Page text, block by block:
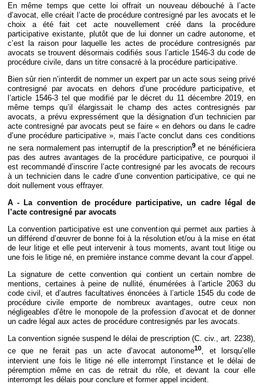
En même temps que cette loi offrait un nouveau débouché à l’acte
d’avocat, elle créait l’acte de procédure contresigné par les avocats et le
choix a été fait cet acte nouvellement créé dans la procédure
participative existante, plutôt que de lui donner un cadre autonome, et
c’est la raison pour laquelle les actes de procédure contresignés par
avocats se trouvent désormais codifiés sous l’article 1546-3 du code de
procédure civile, dans un titre consacré à la procédure participative.
Bien sûr rien n’interdit de nommer un expert par un acte sous seing privé
contresigné par avocats en dehors d’une procédure participative, et
l’article 1546-3 tel que modifié par le décret du 11 décembre 2019, en
même temps qu’il élargissait le champ des actes contresignés par
avocats, a prévu expressément que la désignation d’un technicien par
acte contresigné par avocats peut se faire « en dehors ou dans le cadre
d’une procédure participative », mais l’acte conclut dans ces conditions
ne sera normalement pas interruptif de la prescription9et ne bénéficiera
pas des autres avantages de la procédure participative, ce pourquoi il
est recommandé d’inscrire l’acte contresigné par les avocats de recours
à un technicien dans le cadre d’une convention participative, ce qui ne
doit nullement vous effrayer.
A - La convention de procédure participative, un cadre légal de
l’acte contresigné par avocats
La convention participative est une convention qui permet aux parties à
un différend d’œuvrer de bonne foi à la résolution et/ou à la mise en état
de leur litige et elle peut intervenir à tous moments, avant tout litige ou
une fois le litige né, en première instance comme devant la cour d’appel.
La signature de cette convention qui contient un certain nombre de
mentions, certaines à peine de nullité, énumérées à l’article 2063 du
code civil, et d’autres facultatives énoncées à l’article 1545 du code de
procédure civile emporte de nombreux avantages, outre ceux non
négligeables d’être le monopole de la profession d’avocat et de donner
un cadre légal aux actes de procédure contresignés par les avocats.
La convention signée suspend le délai de prescription (C. civ., art. 2238),
ce que ne ferait pas un acte d’avocat autonome10, et lorsqu’elle
intervient une fois le litige né elle interrompt l’instance et le délai de
péremption même en cas de retrait du rôle, et devant la cour elle
interrompt les délais pour conclure et former appel incident.